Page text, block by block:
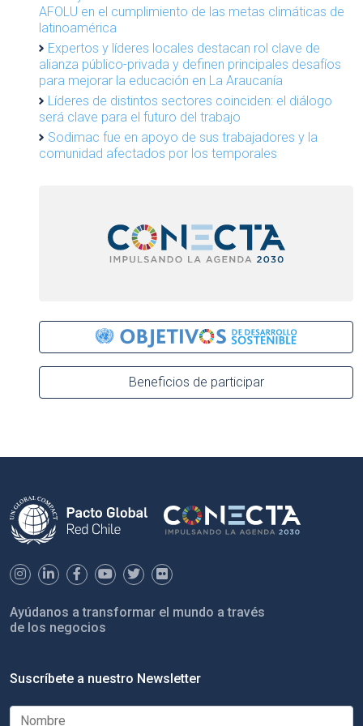
AFOLU en el cumplimiento de las metas climáticas de
latinoamérica
Expertos y líderes locales destacan rol clave de
alianza público-privada y definen principales desafíos
para mejorar la educación en La Araucanía
Líderes de distintos sectores coinciden: el diálogo
será clave para el futuro del trabajo
Sodimac fue en apoyo de sus trabajadores y la
comunidad afectados por los temporales
Beneficios de participar
Ayúdanos a transformar el mundo a través
de los negocios
Suscríbete a nuestro Newsletter